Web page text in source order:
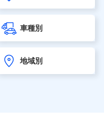
www.taiju-life.co.jp）
株式会社
）
車種別
地域別